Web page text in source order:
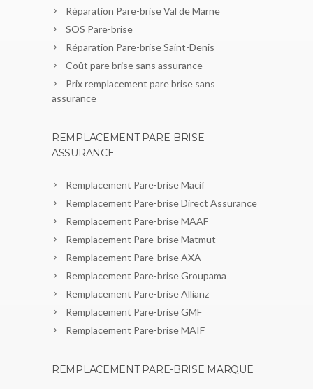
Réparation Pare-brise Val de Marne
SOS Pare-brise
Réparation Pare-brise Saint-Denis
Coût pare brise sans assurance
Prix remplacement pare brise sans
assurance
REMPLACEMENT PARE-BRISE
ASSURANCE
Remplacement Pare-brise Macif
Remplacement Pare-brise Direct Assurance
Remplacement Pare-brise MAAF
Remplacement Pare-brise Matmut
Remplacement Pare-brise AXA
Remplacement Pare-brise Groupama
Remplacement Pare-brise Allianz
Remplacement Pare-brise GMF
Remplacement Pare-brise MAIF
REMPLACEMENT PARE-BRISE MARQUE